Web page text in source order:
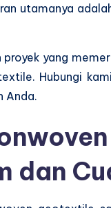
utamanya
yang
Hubungi
Anda.
dan